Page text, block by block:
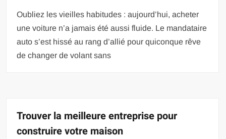
Oubliez les vieilles habitudes : aujourd’hui, acheter
une voiture n’a jamais été aussi fluide. Le mandataire
auto s’est hissé au rang d’allié pour quiconque rêve
de changer de volant sans
Trouver la meilleure entreprise pour
construire votre maison